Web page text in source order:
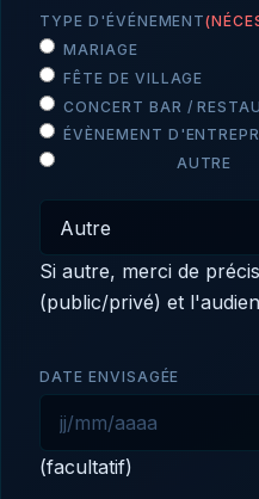
TYPE D'ÉVÉNEMENT
MARIAGE
FÊTE DE VILLAGE
CONCERT BAR /
ÉVÈNEMENT
AUTRE
Si autre, merci de
(public/privé) et
DATE ENVISAGÉE
JJ
slash
(facultatif)